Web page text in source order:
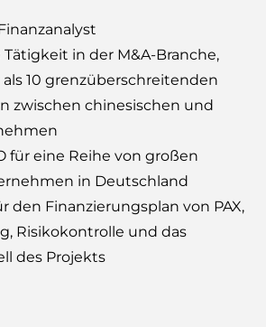
Tätigkeit in der M&A-Branche,
10 grenzüberschreitenden
zwischen chinesischen und
für eine Reihe von großen
in Deutschland
den Finanzierungsplan von PAX,
Risikokontrolle und das
des Projekts